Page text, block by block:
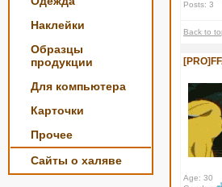
Наклейки
Образцы
продукции
Для компьютера
Карточки
Прочее
Сайты о халяве
Posts: 3
Back to
Age: 30